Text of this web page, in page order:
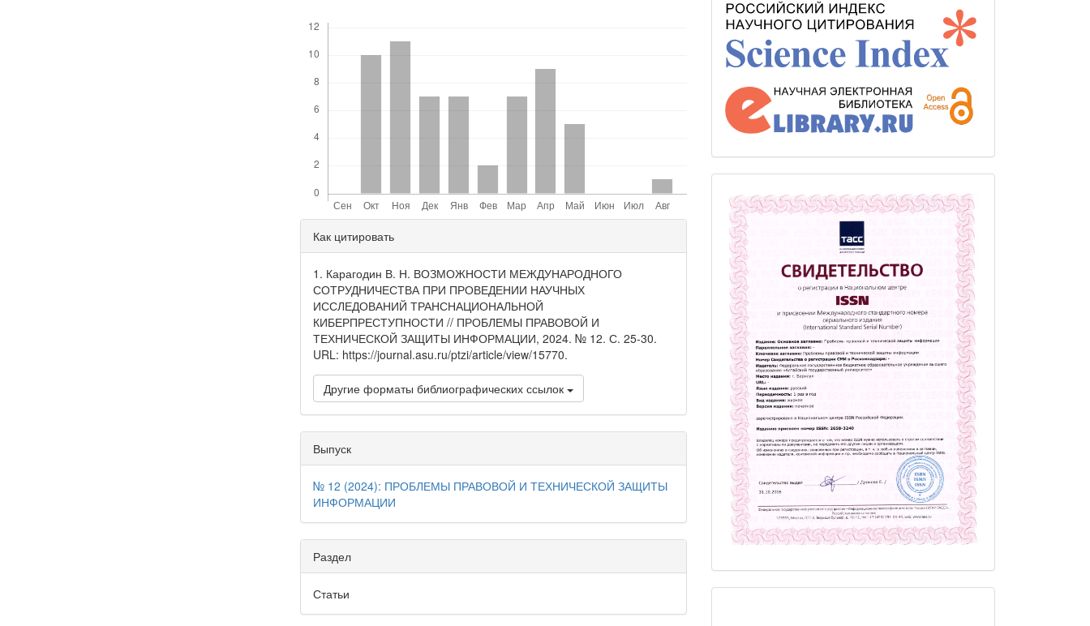
Детали
статьи
Как цитировать
1. Карагодин В. Н. ВОЗМОЖНОСТИ МЕЖДУНАРОДНОГО
СОТРУДНИЧЕСТВА ПРИ ПРОВЕДЕНИИ НАУЧНЫХ
ИССЛЕДОВАНИЙ ТРАНСНАЦИОНАЛЬНОЙ
КИБЕРПРЕСТУПНОСТИ // ПРОБЛЕМЫ ПРАВОВОЙ И
ТЕХНИЧЕСКОЙ ЗАЩИТЫ ИНФОРМАЦИИ, 2024. № 12. С. 25-30.
URL: https://journal.asu.ru/ptzi/article/view/15770.
Другие форматы библиографических ссылок
Выпуск
№ 12 (2024): ПРОБЛЕМЫ ПРАВОВОЙ И ТЕХНИЧЕСКОЙ ЗАЩИТЫ
ИНФОРМАЦИИ
Раздел
Статьи